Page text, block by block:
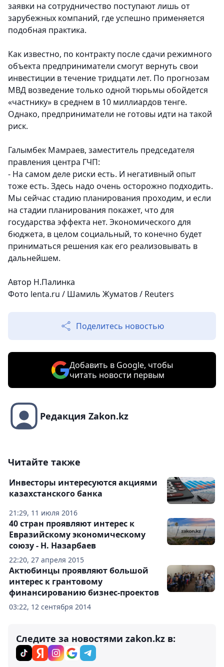
заявки на сотрудничество поступают лишь от
зарубежных компаний, где успешно применяется
подобная практика.
Как известно, по контракту после сдачи режимного
объекта предприниматели смогут вернуть свои
инвестиции в течение тридцати лет. По прогнозам
МВД возведение только одной тюрьмы обойдется
«частнику» в среднем в 10 миллиардов тенге.
Однако, предприниматели не готовы идти на такой
риск.
Галымбек Мамраев, заместитель председателя
правления центра ГЧП:
- На самом деле риски есть. И негативный опыт
тоже есть. Здесь надо очень осторожно подходить.
Мы сейчас стадию планирования проходим, и если
на стадии планирования покажет, что для
государства эффекта нет. Экономического для
бюджета, в целом социальный, то конечно будет
приниматься решения как его реализовывать в
дальнейшем.
Автор Н.Палинка
Фото lenta.ru / Шамиль Жуматов / Reuters
Поделитесь новостью
Добавить в Google, чтобы
читать новости первым
Редакция Zakon.kz
Читайте также
21:29, 11 июля 2016
Инвесторы интересуются акциями
казахстанского банка
22:20, 27 апреля 2015
40 стран проявляют интерес к
Евразийскому экономическому
союзу - Н. Назарбаев
03:22, 12 сентября 2014
Актюбинцы проявляют большой
интерес к грантовому
финансированию бизнес-проектов
Следите за новостями zakon.kz в: